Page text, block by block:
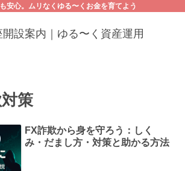
安心。ムリなくゆる〜くお金を育てよう
開設案内｜ゆる〜く資産運用
策
FX詐欺から身を守ろう：しく
み・だまし方・対策と助かる方法